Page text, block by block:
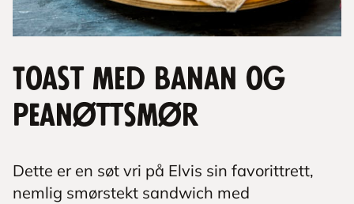
Toast med banan og
peanøttsmør
Dette er en søt vri på Elvis sin favorittrett,
nemlig smørstekt sandwich med